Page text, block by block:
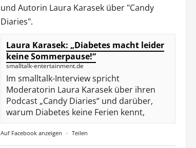
und Autorin Laura Karaseküber "Candy
Diaries".
Laura Karasek: „Diabetes macht leider
keine Sommerpause!“
smalltalk-entertainment.de
Im smalltalk-Interview spricht
Moderatorin Laura Karasek über ihren
Podcast „Candy Diaries“ und darüber,
warum Diabetes keine Ferien kennt,
Auf Facebook anzeigen · Teilen